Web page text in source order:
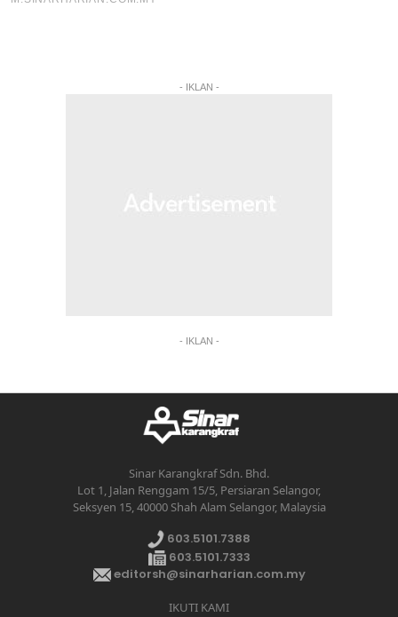
- IKLAN -
- IKLAN -
Sinar Karangkraf Sdn. Bhd.
Lot 1, Jalan Renggam 15/5, Persiaran Selangor,
Seksyen 15, 40000 Shah Alam Selangor, Malaysia
603.5101.7388
603.5101.7333
editorsh@sinarharian.com.my
IKUTI KAMI